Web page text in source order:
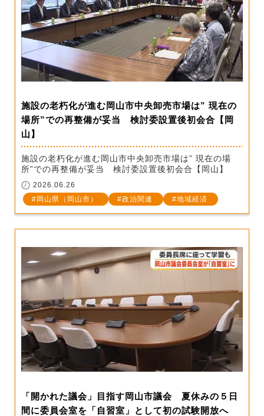
施設の老朽化が進む岡山市中央卸売市場は” 現在の
場所”での再整備が妥当 検討委設置後初会合【岡
山】
施設の老朽化が進む岡山市中央卸売市場は” 現在の場
所”での再整備が妥当 検討委設置後初会合【岡山】
2026.06.26
岡山県（岡山市）
政治関連 地域経済
「開かれた議会」目指す岡山市議会 夏休みの５日
間に委員会室を「自習室」として初の試験開放へ